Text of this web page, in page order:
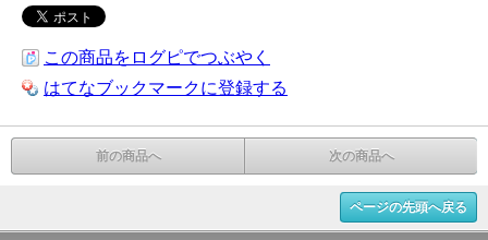
この商品をログピでつぶやく
はてなブックマークに登録する
前の商品へ 次の商品へ
ページの先頭へ戻る